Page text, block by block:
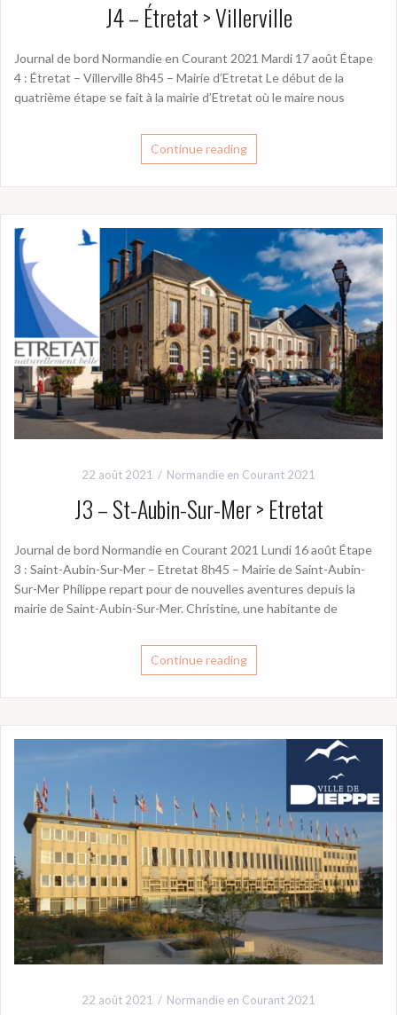
J4 – Étretat > Villerville
Journal de bord Normandie en Courant 2021 Mardi 17 août Étape
4 : Étretat – Villerville 8h45 – Mairie d’Etretat Le début de la
quatrième étape se fait à la mairie d’Etretat où le maire nous
Continue reading
22 août 2021 Normandie en Courant 2021
J3 – St-Aubin-Sur-Mer > Etretat
Journal de bord Normandie en Courant 2021 Lundi 16 août Étape
3 : Saint-Aubin-Sur-Mer – Etretat 8h45 – Mairie de Saint-Aubin-
Sur-Mer Philippe repart pour de nouvelles aventures depuis la
mairie de Saint-Aubin-Sur-Mer. Christine, une habitante de
Continue reading
22 août 2021 Normandie en Courant 2021